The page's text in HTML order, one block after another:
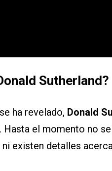
Sutherland?
ha revelado, Donald
. Hasta el momento no
existen detalles